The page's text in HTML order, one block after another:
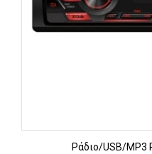
Ράδιο/USB/MP3